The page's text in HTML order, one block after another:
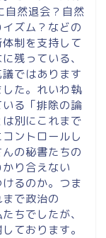
自然退会？自然
ズム？などの
制を支持して
残っている、
ではあります
た。れいわ執
る「排除の論
別にこれまで
ントロールし
の秘書たちの
り合えない
るのか。つま
で政治の
ちでしたが、
ております。